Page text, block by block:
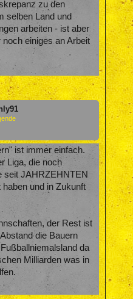
zu den
selben Land und
arbeiten - ist aber
einiges an Arbeit
ist immer einfach.
Liga, die noch
seit JAHRZEHNTEN
und in Zukunft
der Rest ist
die Bauern
da
Milliarden was in